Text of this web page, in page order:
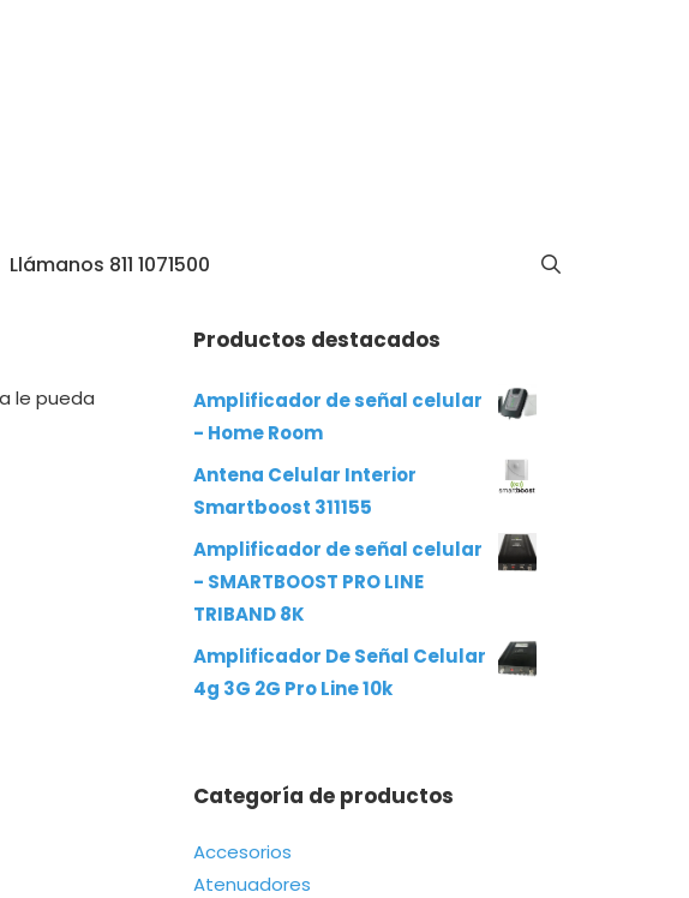
Llámanos 811 1071500
le pueda
Productos destacados
Amplificador de señal celular
- Home Room
Antena Celular Interior
Smartboost 311155
Amplificador de señal celular
- SMARTBOOST PRO LINE
TRIBAND 8K
Amplificador De Señal Celular
4g 3G 2G Pro Line 10k
Categoría de productos
Accesorios
Atenuadores